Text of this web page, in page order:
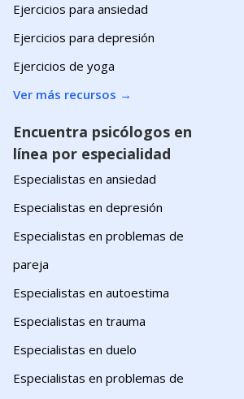
Ejercicios para ansiedad
Ejercicios para depresión
Ejercicios de yoga
Ver más recursos →
Encuentra psicólogos en
línea por especialidad
Especialistas en ansiedad
Especialistas en depresión
Especialistas en problemas de
pareja
Especialistas en autoestima
Especialistas en trauma
Especialistas en duelo
Especialistas en problemas de